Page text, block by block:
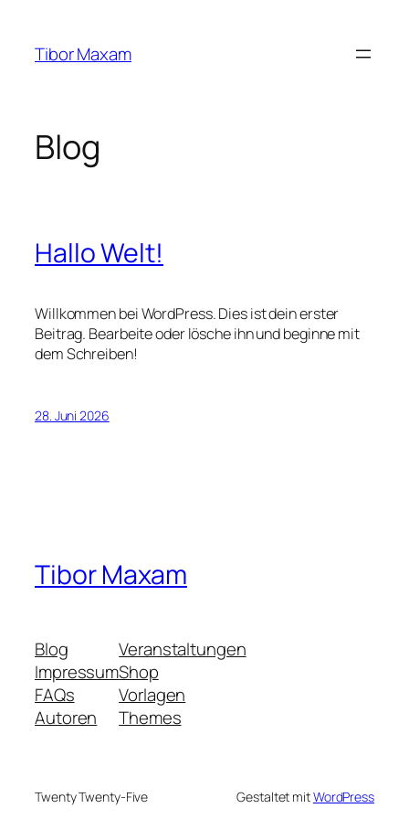
springen
Tibor Maxam
Blog
Hallo Welt!
Willkommen bei WordPress. Dies ist dein erster
Beitrag. Bearbeite oder lösche ihn und beginne mit
dem Schreiben!
28. Juni 2026
Tibor Maxam
Blog
Impressum
FAQs
Autoren
Veranstaltungen
Shop
Vorlagen
Themes
Twenty Twenty-Five Gestaltet mitWordPress